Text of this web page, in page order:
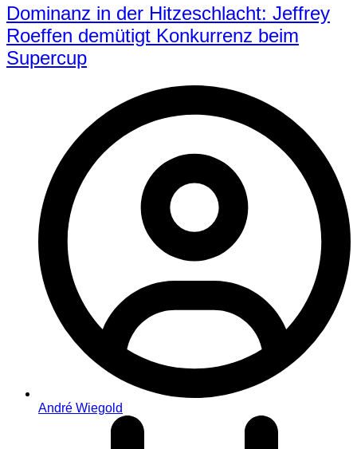
Dominanz in der Hitzeschlacht: Jeffrey
Roeffen demütigt Konkurrenz beim
Supercup
André Wiegold